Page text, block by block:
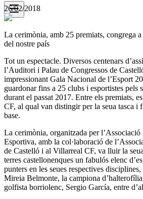
26/02/2018
La cerimònia, amb 25 premiats, congrega
del nostre país
Tot un espectacle. Diversos centenars
l’Auditori i Palau de Congressos de
impressionant Gala Nacional de l’Esport
guardonar fins a 25 clubs i esportistes pels
durant el passat 2017. Entre els premiats,
CF, al qual van distingir per la seua tasca i
base.
La cerimònia, organitzada per l’Associació
Esportiva, amb la col·laboració de
de Castelló i al Villarreal CF, va lluir la
terres castellonenques un fabulós elenc
punters en les seues respectives
Mireia Belmonte, la campiona
golfista borriolenc, Sergio García, entre